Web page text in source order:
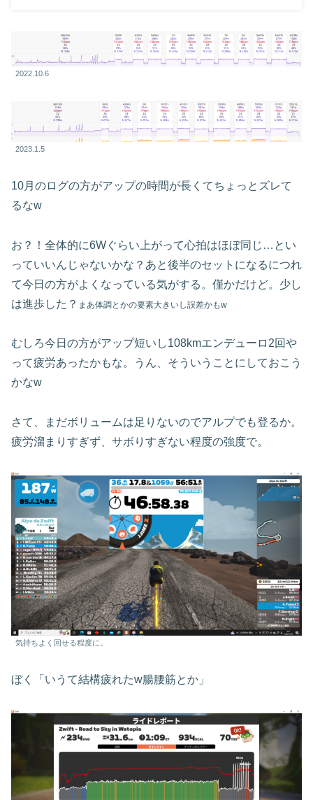
2022.10.6
2023.1.5
10月のログの方がアップの時間が長くてちょっとズレて
るなw
お？！全体的に6Wぐらい上がって心拍はほぼ同じ…とい
っていいんじゃないかな？あと後半のセットになるにつれ
て今日の方がよくなっている気がする。僅かだけど。少し
は進歩した？ まあ体調とかの要素大きいし誤差かもw
むしろ今日の方がアップ短いし108kmエンデューロ2回や
って疲労あったかもな。うん、そういうことにしておこう
かなw
さて、まだボリュームは足りないのでアルプでも登るか。
疲労溜まりすぎず、サボりすぎない程度の強度で。
気持ちよく回せる程度に。
ぼく「いうて結構疲れたw腸腰筋とか」